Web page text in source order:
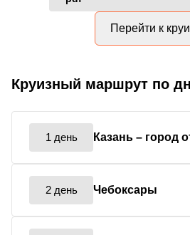
Перейти к
Круизный маршрут по
1 день Казань – город
2 день Чебоксары